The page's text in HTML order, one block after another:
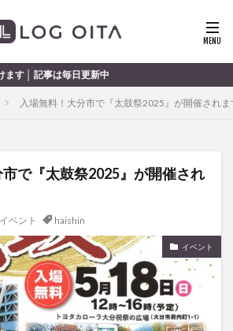
新中
入場無料！大分市で『太鼓祭2025』が開催されま
で『太鼓祭2025』が開催され
イベント haishin
イベント
ィナー
haisnin hasihin
hasishin
PR TOKIPO
ちご うみたまご
おでかけ
当 かき氷
からあげ
ねとらぼ
ひまわり
まつり まとめ
みかん